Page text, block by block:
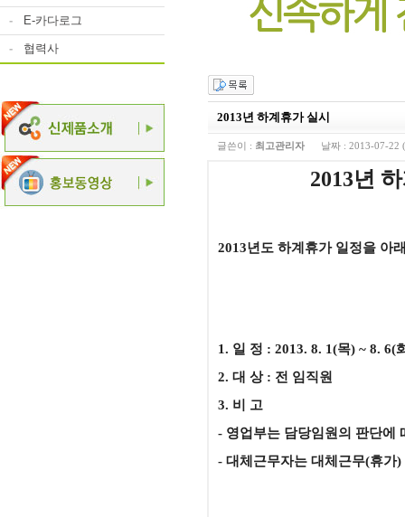
- E-카다로그
- 협력사
2013년 하계휴가 실시
글쓴이 : 최고관리자 날짜 : 2013-07-22
2013년 하계
2013년도 하계휴가 일정을 아
1. 일 정 : 2013. 8. 1(목) ~ 8. 6(
2. 대 상 : 전 임직원
3. 비 고
- 영업부는 담당임원의 판단에
- 대체근무자는 대체근무(휴가